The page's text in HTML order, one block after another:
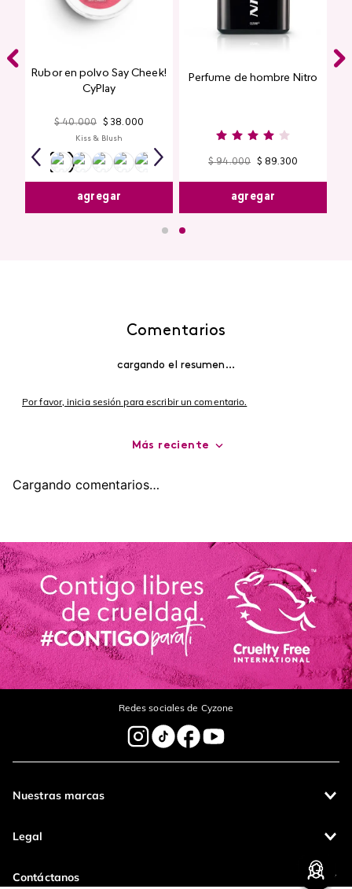
Rubor en polvo Say Cheek!
CyPlay
$ 40.000 $ 38.000
Kiss & Blush
agregar
Perfume de hombre Nitro
$ 94.000 $ 89.300
agregar
Comentarios
cargando el resumen…
Por favor, inicia sesión para escribir un comentario.
Más reciente
Cargando comentarios…
Redes sociales de Cyzone
Nuestras marcas
Legal
Contáctanos